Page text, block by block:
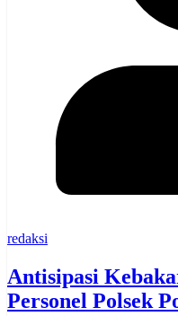
redaksi
Antisipasi
Personel Polsek